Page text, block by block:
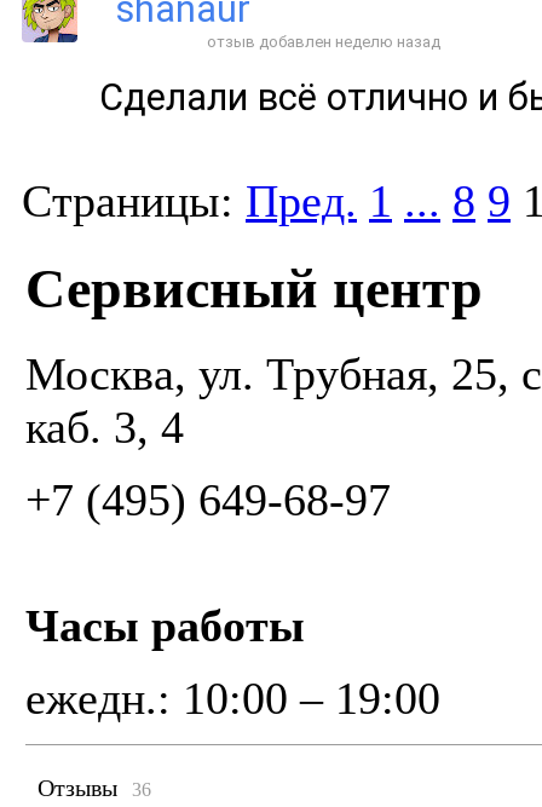
shanaur
отзыв добавлен неделю назад
Сделали всё отлично и
Страницы: Пред. 1 ... 8 9
Сервисный центр
Москва, ул. Трубная, 25,
каб. 3, 4
+7 (495) 649-68-97
Часы работы
ежедн.: 10:00 – 19:00
Отзывы 36